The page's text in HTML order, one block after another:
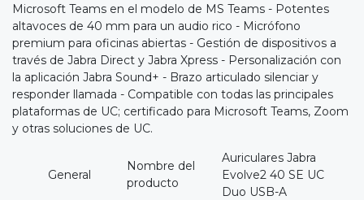
Microsoft Teams en el modelo de MS Teams - Potentes
altavoces de 40 mm para un audio rico - Micrófono
premium para oficinas abiertas - Gestión de dispositivos a
través de Jabra Direct y Jabra Xpress - Personalización con
la aplicación Jabra Sound+ - Brazo articulado silenciar y
responder llamada - Compatible con todas las principales
plataformas de UC; certificado para Microsoft Teams, Zoom
y otras soluciones de UC.
General
Nombre del
producto
Auriculares Jabra
Evolve2 40 SE UC
Duo USB-A